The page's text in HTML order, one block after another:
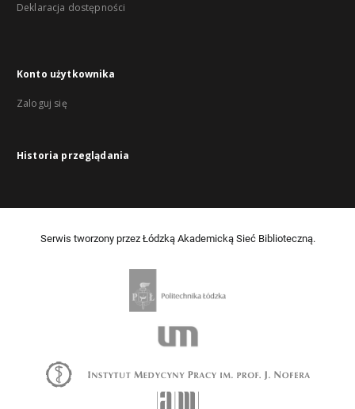
Deklaracja dostępności
Konto użytkownika
Zaloguj się
Historia przeglądania
Serwis tworzony przez Łódzką Akademicką Sieć Biblioteczną.